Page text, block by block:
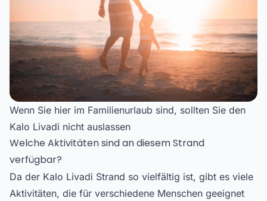
Wenn Sie hier im Familienurlaub sind, sollten Sie den
Kalo Livadi nicht auslassen
Welche Aktivitäten sind an diesem Strand
verfügbar?
Da der Kalo Livadi Strand so vielfältig ist, gibt es viele
Aktivitäten, die für verschiedene Menschen geeignet